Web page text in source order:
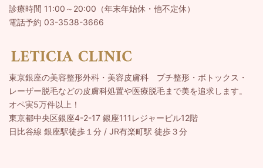
診療時間 11:00～20:00（年末年始休・他不定休）
電話予約 03-3538-3666
東京銀座の美容整形外科・美容皮膚科 プチ整形・ボトックス・
レーザー脱毛などの皮膚科処置や医療脱毛まで美を追求します。
オペ実5万件以上！
東京都中央区銀座4-2-17 銀座111レジャービル12階
日比谷線 銀座駅徒歩１分 / JR有楽町駅 徒歩３分